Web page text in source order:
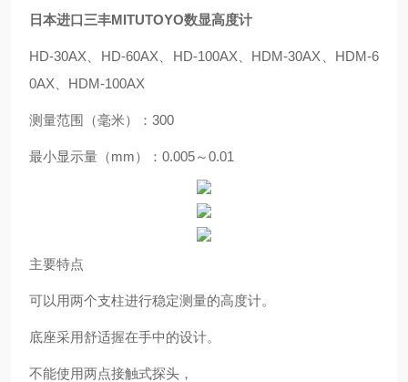
日本进口三丰MITUTOYO数显高度计
HD-30AX、HD-60AX、HD-100AX、HDM-30AX、HDM-6
0AX、HDM-100AX
测量范围（毫米）：300
最小显示量（mm）：0.005～0.01
主要特点
可以用两个支柱进行稳定测量的高度计。
底座采用舒适握在手中的设计。
不能使用两点接触式探头，